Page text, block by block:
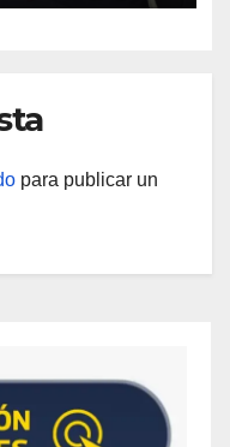
para publicar un